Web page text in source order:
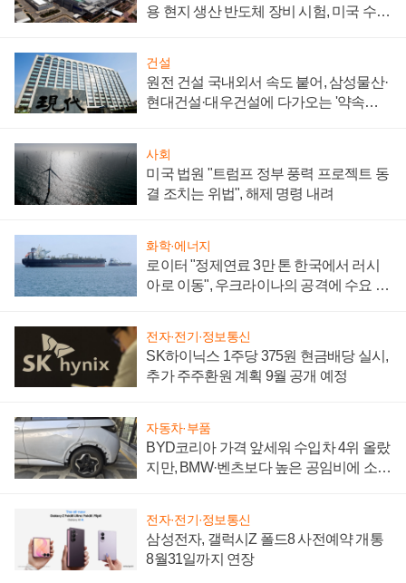
용 현지 생산 반도체 장비 시험, 미국 수출
건설
원전 건설 국내외서 속도 붙어, 삼성물산·
현대건설·대우건설에 다가오는 '약속의
사회
미국 법원 "트럼프 정부 풍력 프로젝트 동
결 조치는 위법", 해제 명령 내려
화학·에너지
로이터 "정제연료 3만 톤 한국에서 러시
아로 이동", 우크라이나의 공격에 수요 늘
전자·전기·정보통신
SK하이닉스 1주당 375원 현금배당 실시,
추가 주주환원 계획 9월 공개 예정
자동차·부품
BYD코리아 가격 앞세워 수입차 4위 올랐
지만, BMW·벤츠보다 높은 공임비에 소비
전자·전기·정보통신
삼성전자, 갤럭시Z 폴드8 사전예약 개통
8월31일까지 연장